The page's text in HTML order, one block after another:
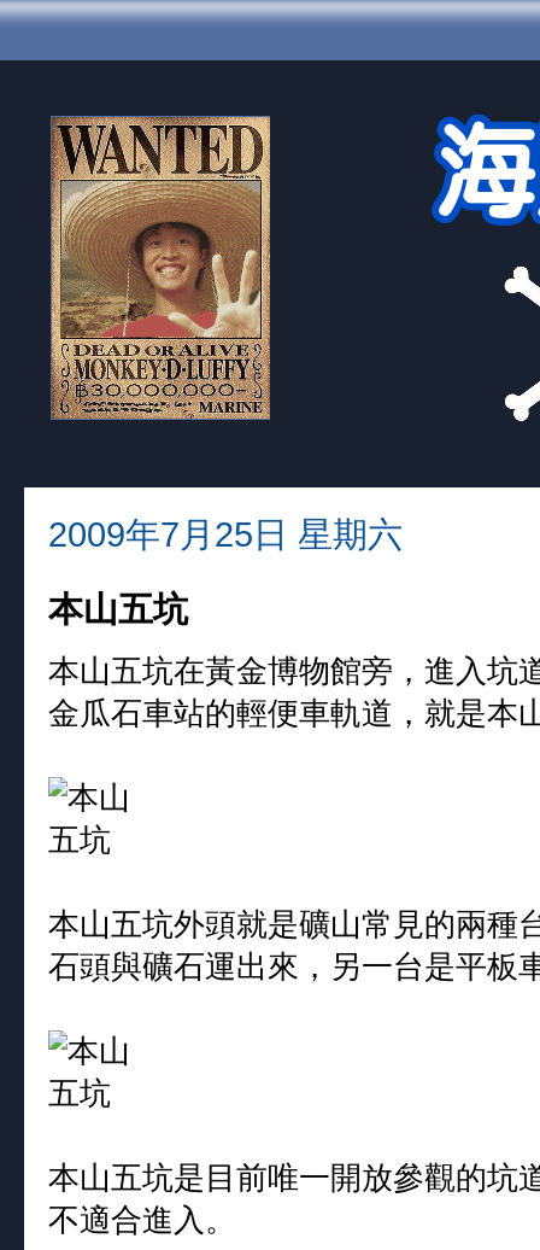
2009年7月25日 星期六
本山五坑
本山五坑在黃金博物館旁，進入坑
金瓜石車站的輕便車軌道，就是本
本山五坑外頭就是礦山常見的兩種
石頭與礦石運出來，另一台是平板
本山五坑是目前唯一開放參觀的坑
不適合進入。